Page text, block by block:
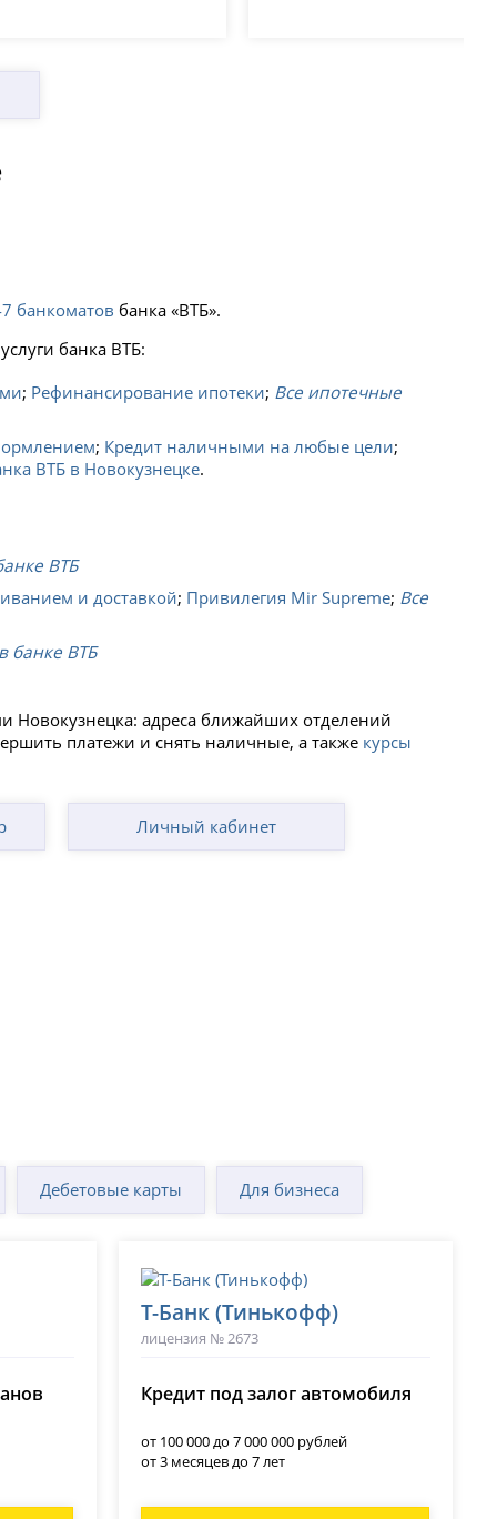
банкоматов банка «ВТБ».
банка ВТБ:
; Рефинансирование ипотеки; Все ипотечные
; Кредит наличными на любые цели;
ВТБ в Новокузнецке.
ВТБ
и доставкой; Привилегия Mir Supreme; Все
банке ВТБ
Новокузнецка: адреса ближайших отделений
платежи и снять наличные, а также курсы
Личный кабинет
Дебетовые карты Для бизнеса
Т-Банк (Тинькофф)
лицензия № 2673
Кредит под залог автомобиля
от 100 000 до 7 000 000 рублей
от 3 месяцев до 7 лет